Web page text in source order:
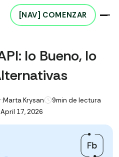
[NAV] COMENZAR
lo Bueno, lo
Marta Krysan 9min de lectura
April 17, 2026